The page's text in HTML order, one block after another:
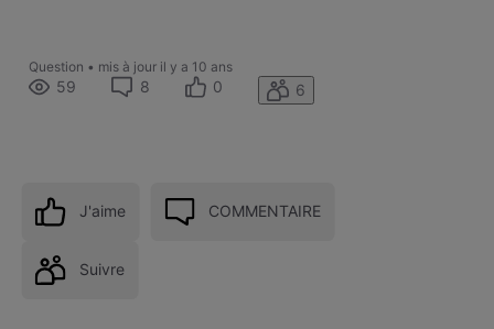
Question • mis à jour il y a 10 ans
59 8 0 6
J'aime COMMENTAIRE
Suivre